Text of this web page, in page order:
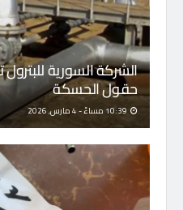
الشركة السورية
حقول الحسكة